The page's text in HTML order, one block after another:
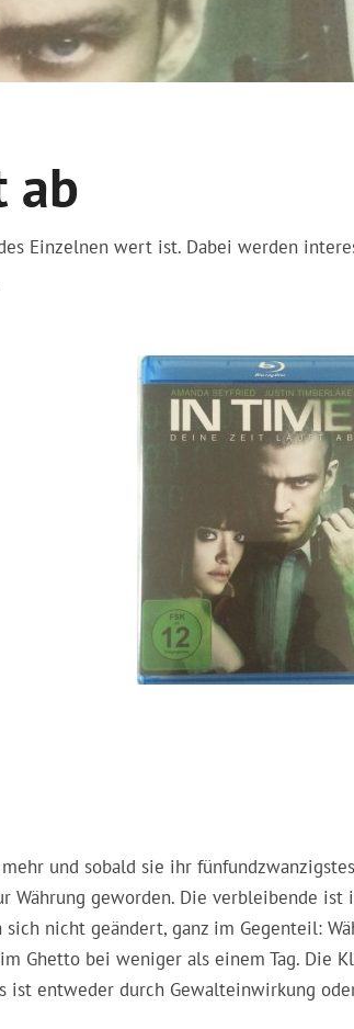
ab
Einzelnen wert ist. Dabei werden
und sobald sie ihr fünfundzwanzigstes
Währung geworden. Die verbleibende ist
nicht geändert, ganz im Gegenteil:
Ghetto bei weniger als einem Tag. Die
ist entweder durch Gewalteinwirkung